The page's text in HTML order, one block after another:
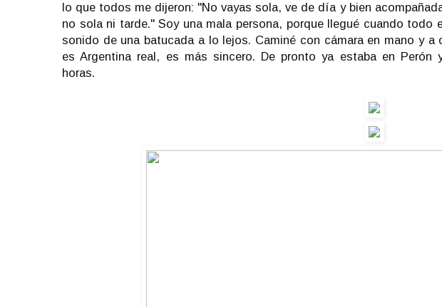
lo que todos me dijeron: "No vayas sola, ve de día y bien
no sola ni tarde." Soy una mala persona, porque llegué cuando
sonido de una batucada a lo lejos. Caminé con cámara en mano y
es Argentina real, es más sincero. De pronto ya estaba en Perón
horas.